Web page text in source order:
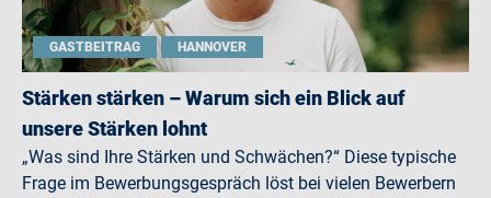
GASTBEITRAG HANNOVER
Stärken stärken – Warum sich ein Blick auf
unsere Stärken lohnt
„Was sind Ihre Stärken und Schwächen?“ Diese typische
Frage im Bewerbungsgespräch löst bei vielen Bewerbern